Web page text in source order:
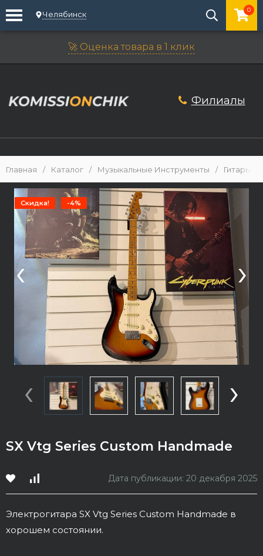
Челябинск 0
🚀 Оценка товара в 1 клик
Филиалы
Главная / Каталог / Музыкальные Инструменты / Гитары
Скидка! -4%
‹ ›
‹ ›
SX Vtg Series Custom Handmade
Дата публикации: 20 декабря 2025
Электрогитара SX Vtg Series Custom Handmade в
хорошем состоянии.